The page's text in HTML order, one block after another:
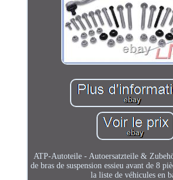
ATP-Autoteile - Autoersatzteile &
de bras de suspension essieu avant de 8
la liste de véhicules en